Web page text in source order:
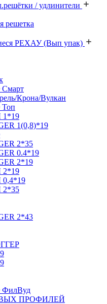
/ удлинители
решетка
РЕХАУ (Вып упак)
Смарт
Крона/Вулкан
Топ
1(0,8)*19
2*35
0.4*19
2*19
2*43
ФилВуд
ПРОФИЛЕЙ